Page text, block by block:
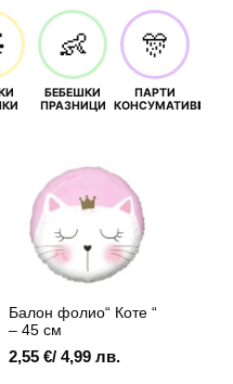
👶
БЕБЕШКИ
ПРАЗНИЦИ
🎊
ПАРТИ
КОНСУМАТИВИ
Балон фолио“ Коте “
– 45 см
2,55 €/ 4,99 лв.